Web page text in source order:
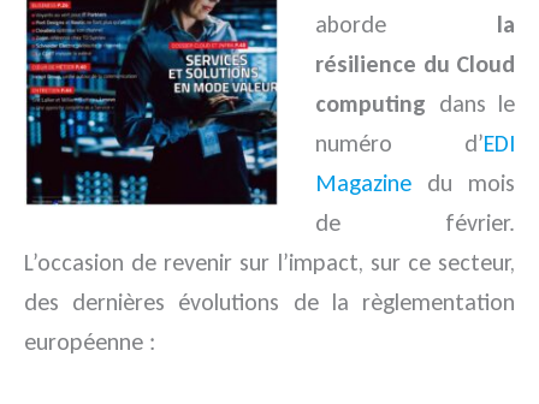
aborde la
résilience du Cloud
computing dans le
numéro d’EDI
Magazine du mois
de février.
L’occasion de revenir sur l’impact, sur ce secteur,
des dernières évolutions de la règlementation
européenne :